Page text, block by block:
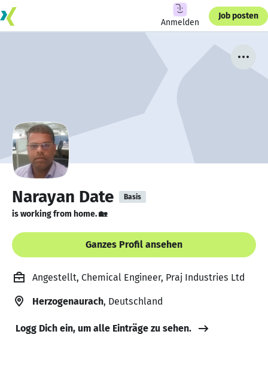
Anmelden
Job posten
Narayan Date Basis
is working from home. 🏡
Ganzes Profil ansehen
Angestellt, Chemical Engineer, Praj Industries Ltd
Herzogenaurach, Deutschland
Logg Dich ein, um alle Einträge zu sehen.